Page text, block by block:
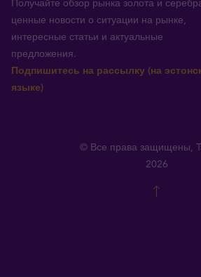
Получайте обзор рынка золота и
ценные новости о ситуации на рынке,
интересные статьи и актуальные
предложения.
Подпишитесь на рассылку (на
языке)
© Все права защищены,
2026